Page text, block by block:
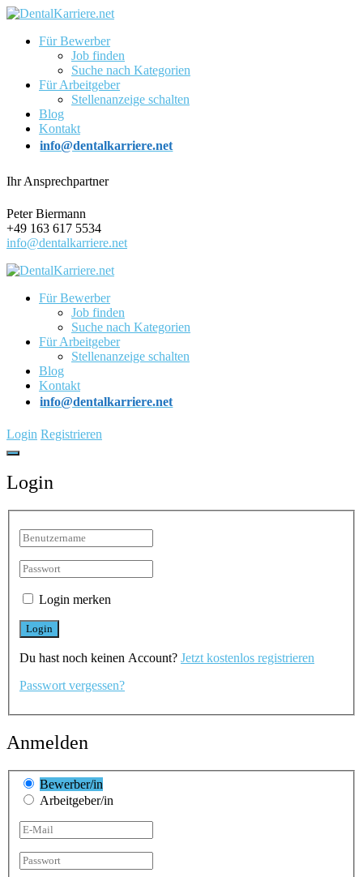
Für Bewerber
Job finden
Suche nach Kategorien
Für Arbeitgeber
Stellenanzeige schalten
Blog
Kontakt
info@dentalkarriere.net
Ihr Ansprechpartner
Peter Biermann
+49 163 617 5534
info@dentalkarriere.net
Für Bewerber
Job finden
Suche nach Kategorien
Für Arbeitgeber
Stellenanzeige schalten
Blog
Kontakt
info@dentalkarriere.net
Login Registrieren
Login
Login merken
Du hast noch keinen Account? Jetzt kostenlos registrieren
Passwort vergessen?
Anmelden
Bewerber/in
Arbeitgeber/in